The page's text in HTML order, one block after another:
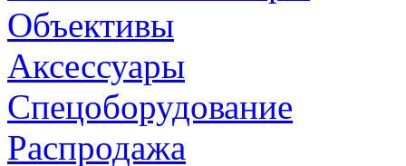
Объективы
Аксессуары
Спецоборудование
Распродажа